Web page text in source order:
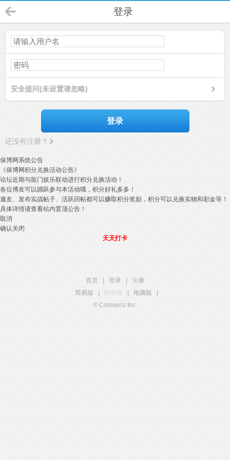
登录
安全提问(未设置请忽略)
登录
还没有注册？
保博网系统公告
《保博网积分兑换活动公告》
论坛近期与龍门娱乐联动进行积分兑换活动！
各位博友可以踊跃参与本活动哦，积分好礼多多！
邀友、发布实战帖子、活跃回帖都可以赚取积分奖励，积分可以兑换实物和彩金等！
具体详情请查看站内置顶公告！
取消
确认关闭
天天打卡
首页 登录
注册
简易版
触屏版 电脑版
© Comsenz Inc.